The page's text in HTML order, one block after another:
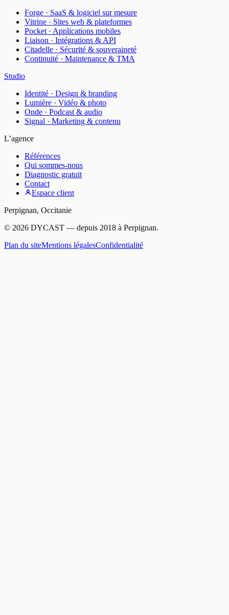
Forge · SaaS & logiciel sur mesure
Vitrine · Sites web & plateformes
Pocket · Applications mobiles
Liaison · Intégrations & API
Citadelle · Sécurité & souveraineté
Continuité · Maintenance & TMA
Studio
Identité · Design & branding
Lumière · Vidéo & photo
Onde · Podcast & audio
Signal · Marketing & contenu
L’agence
Références
Qui sommes-nous
Diagnostic gratuit
Contact
Espace client
Perpignan, Occitanie
© 2026 DYCAST — depuis 2018 à Perpignan.
Plan du siteMentions légalesConfidentialité